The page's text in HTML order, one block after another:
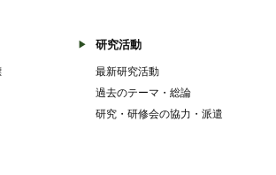
研究活動
最新研究活動
過去のテーマ・総論
研究・研修会の協力・派遣